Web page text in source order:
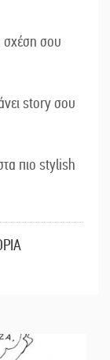
σχέση σου
story σου
πιο stylish